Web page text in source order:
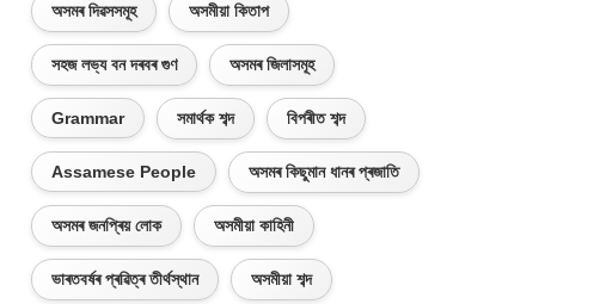
অসমৰ দিৱসসমূহ অসমীয়া কিতাপ
সহজ লভ্য বন দৰবৰ গুণ অসমৰ জিলাসমূহ
Grammar সমাৰ্থক শব্দ বিপৰীত শব্দ
Assamese People অসমৰ কিছুমান ধানৰ প্ৰজাতি
অসমৰ জনপ্ৰিয় লোক অসমীয়া কাহিনী
ভাৰতবৰ্ষৰ প্ৰৱিত্ৰ তীৰ্থস্থান অসমীয়া শব্দ